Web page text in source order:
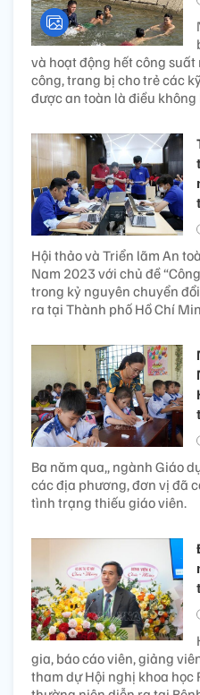
và hoạt động hết công
công, trang bị cho trẻ các
được an toàn là điều không
Hội thảo và Triển lãm An
Nam 2023 với chủ đề
trong kỷ nguyên chuyển
ra tại Thành phố Hồ Chí
Ba năm qua,, ngành Giáo
các địa phương, đơn vị đã
tình trạng thiếu giáo viên.
gia, báo cáo viên, giảng
tham dự Hội nghị khoa học